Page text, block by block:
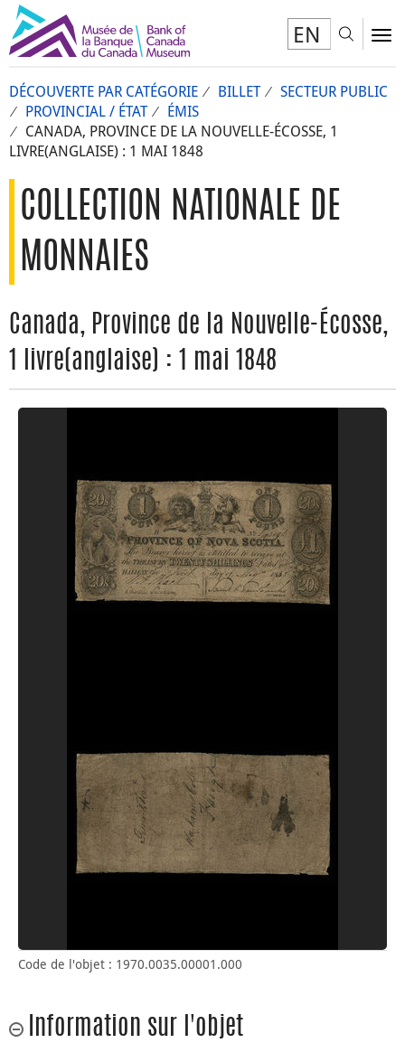
EN
DÉCOUVERTE PAR CATÉGORIE BILLET
SECTEUR PUBLIC
PROVINCIAL / ÉTAT
ÉMIS
CANADA, PROVINCE DE LA NOUVELLE-ÉCOSSE, 1
LIVRE(ANGLAISE) : 1 MAI 1848
COLLECTION NATIONALE DE
MONNAIES
Canada, Province de la Nouvelle-Écosse,
1 livre(anglaise) : 1 mai 1848
Code de l'objet : 1970.0035.00001.000
Information sur l'objet